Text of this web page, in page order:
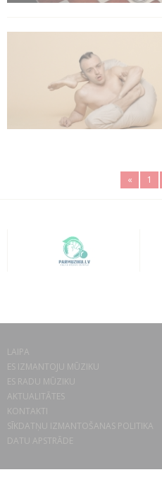
« 1
LAIPA
ES IZMANTOJU MŪZIKU
ES RADU MŪZIKU
AKTUALITĀTES
KONTAKTI
SĪKDATŅU IZMANTOŠANAS POLITIKA
DATU APSTRĀDE